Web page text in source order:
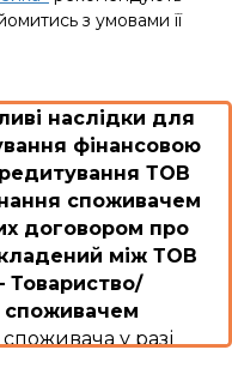
з умовами її
наслідки для
фінансовою
ТОВ
споживачем
договором про
між ТОВ
Товариство/
споживачем
у разі